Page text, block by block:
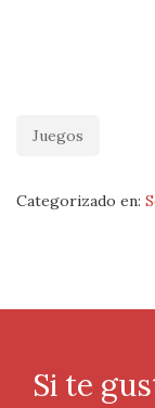
Juegos
Categorizado en:
Si te